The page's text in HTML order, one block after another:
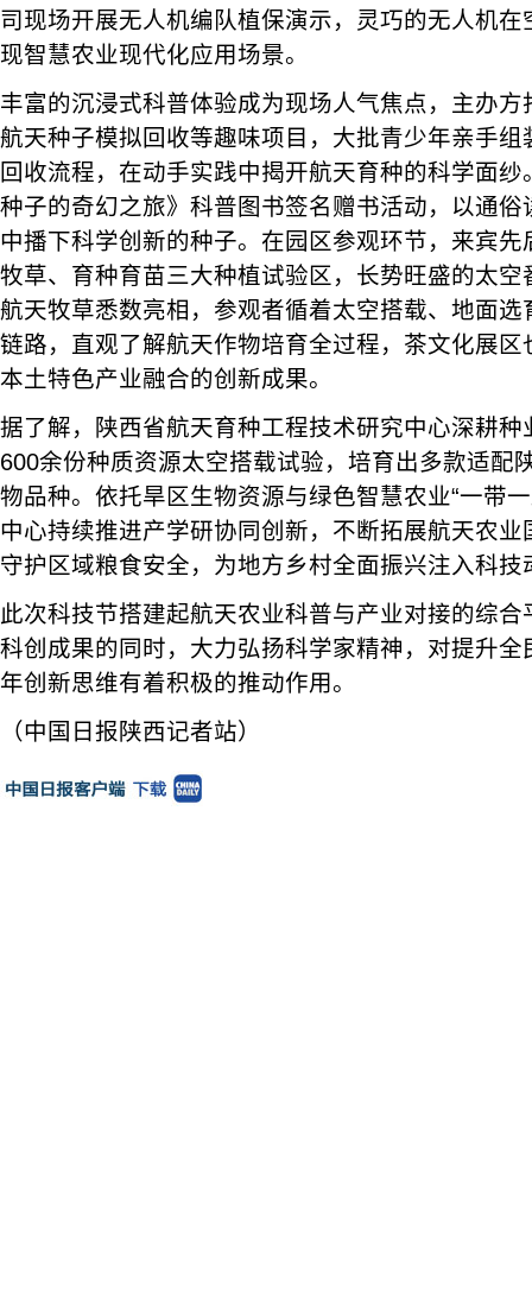
司现场开展无人机编队植保演示，灵巧的无人机
现智慧农业现代化应用场景。
丰富的沉浸式科普体验成为现场人气焦点，主办
航天种子模拟回收等趣味项目，大批青少年亲手
回收流程，在动手实践中揭开航天育种的科学面
种子的奇幻之旅》科普图书签名赠书活动，以通
中播下科学创新的种子。在园区参观环节，来宾
牧草、育种育苗三大种植试验区，长势旺盛的太
航天牧草悉数亮相，参观者循着太空搭载、地面
链路，直观了解航天作物培育全过程，茶文化展
本土特色产业融合的创新成果。
据了解，陕西省航天育种工程技术研究中心深耕
600余份种质资源太空搭载试验，培育出多款适配
物品种。依托旱区生物资源与绿色智慧农业“一带
中心持续推进产学研协同创新，不断拓展航天农
守护区域粮食安全，为地方乡村全面振兴注入科技
此次科技节搭建起航天农业科普与产业对接的综
科创成果的同时，大力弘扬科学家精神，对提升
年创新思维有着积极的推动作用。
（中国日报陕西记者站）